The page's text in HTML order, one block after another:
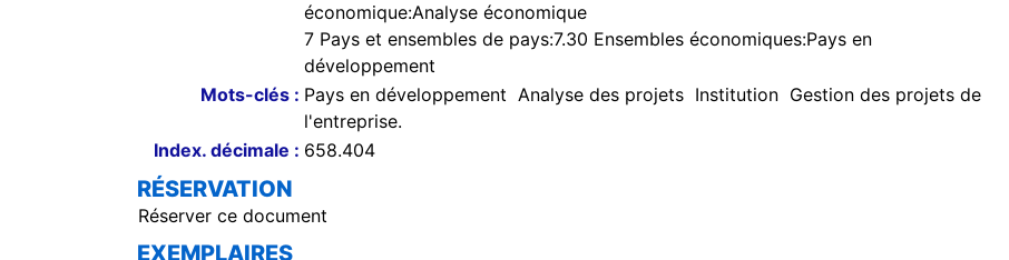
économique:Analyse économique
7 Pays et ensembles de pays:7.30 Ensembles économiques:Pays en
développement
Mots-clés : Pays en développement Analyse des projets Institution Gestion des projets de
l'entreprise.
Index. décimale : 658.404
RÉSERVATION
Réserver ce document
EXEMPLAIRES